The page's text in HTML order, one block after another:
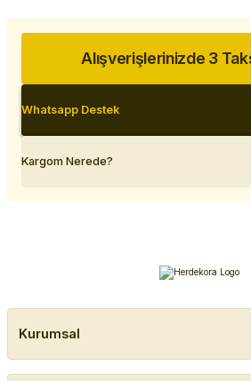
Alışverişlerinizde 3
Whatsapp Destek
Kargom Nerede?
Kurumsal